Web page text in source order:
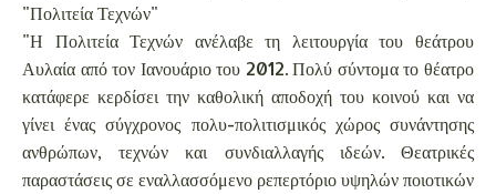
"Πολιτεία Τεχνών"
"Η Πολιτεία Τεχνών ανέλαβε τη λειτουργία του θεάτρου
Αυλαία από τον Ιανουάριο του 2012. Πολύ σύντομα το θέατρο
κατάφερε κερδίσει την καθολική αποδοχή του κοινού και να
γίνει ένας σύγχρονος πολυ-πολιτισμικός χώρος συνάντησης
ανθρώπων, τεχνών και συνδιαλλαγής ιδεών. Θεατρικές
παραστάσεις σε εναλλασσόμενο ρεπερτόριο υψηλών ποιοτικών